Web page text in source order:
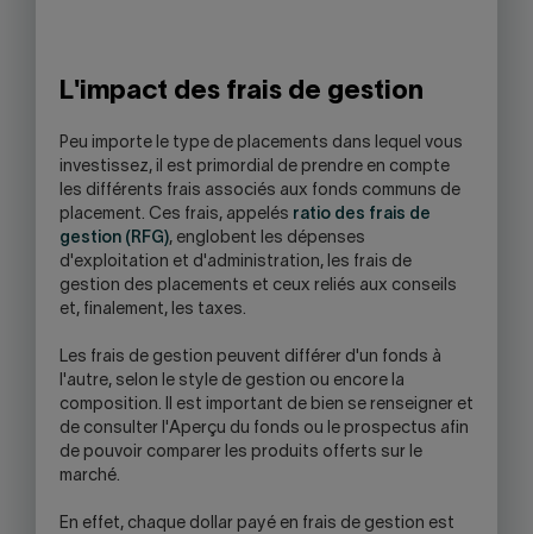
L'impact des frais de gestion
Peu importe le type de placements dans lequel vous
investissez, il est primordial de prendre en compte
les différents frais associés aux fonds communs de
placement. Ces frais, appelés ratio des frais de
gestion (RFG), englobent les dépenses
d'exploitation et d'administration, les frais de
gestion des placements et ceux reliés aux conseils
et, finalement, les taxes.
Les frais de gestion peuvent différer d'un fonds à
l'autre, selon le style de gestion ou encore la
composition. Il est important de bien se renseigner et
de consulter l'Aperçu du fonds ou le prospectus afin
de pouvoir comparer les produits offerts sur le
marché.
En effet, chaque dollar payé en frais de gestion est